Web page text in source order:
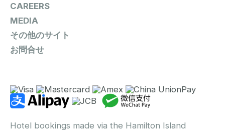
CAREERS
MEDIA
その他のサイト
お問合せ
Hotel bookings made via the Hamilton Island